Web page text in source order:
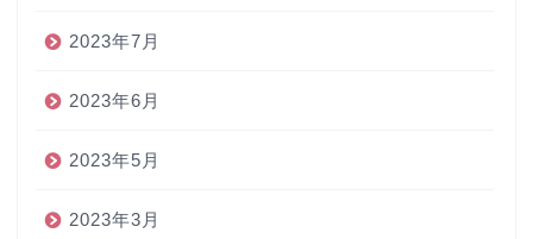
2023年7月
2023年6月
2023年5月
2023年3月